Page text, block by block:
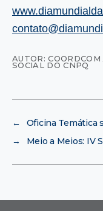
AUTOR:
SOCIAL DO CNPQ
←
Oficina Temática
→
Meio a Meios: IV